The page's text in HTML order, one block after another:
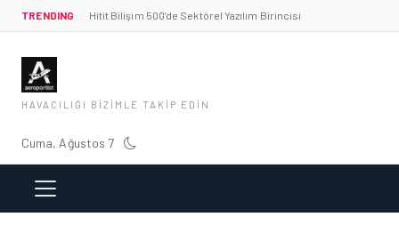
TRENDING Hitit Bilişim 500’de Sektörel Yazılım Birincisi
HAVACILIĞI BIZIMLE TAKIP EDIN
Cuma, Ağustos 7